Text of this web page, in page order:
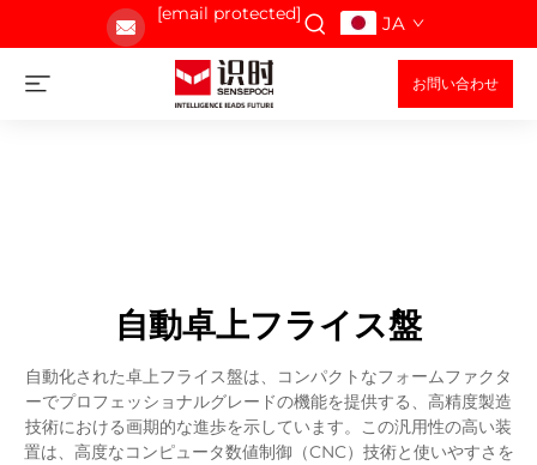
[email protected] JA
お問い合わせ
自動卓上フライス盤
自動化された卓上フライス盤は、コンパクトなフォームファクタ
ーでプロフェッショナルグレードの機能を提供する、高精度製造
技術における画期的な進歩を示しています。この汎用性の高い装
置は、高度なコンピュータ数値制御（CNC）技術と使いやすさを